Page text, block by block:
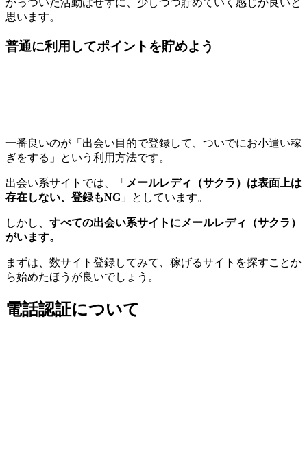
思います。
普通に利用してポイントを貯めよう
一番良いのが「出会い目的で登録して、ついでにお小遣い稼
ぎをする」という利用方法です。
出会い系サイトでは、「 メールレディ（サクラ）は表面上は
存在しない、登録もNG 」としています。
しかし、 すべての出会い系サイトにメールレディ（サクラ）
がいます。
まずは、数サイト登録してみて、稼げるサイトを探すことか
ら始めたほうが良いでしょう。
電話認証について